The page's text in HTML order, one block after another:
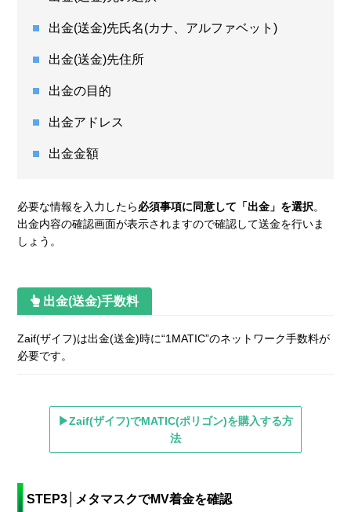
出金(送金)先氏名(カナ、アルファベット)
出金(送金)先住所
出金の目的
出金アドレス
出金金額
必要な情報を入力したら必須事項に同意して「出金」を選択。
出金内容の確認画面が表示されますので確認して送金を行いま
しょう。
出金(送金)手数料
Zaif(ザイフ)は出金(送金)時に“1MATIC”のネットワーク手数料が
必要です。
▶Zaif(ザイフ)でMATIC(ポリゴン)を購入する方
法
STEP3│メタマスクでMV着金を確認